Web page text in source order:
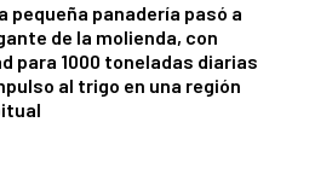
pequeña panadería pasó a
de la molienda, con
para 1000 toneladas diarias
al trigo en una región